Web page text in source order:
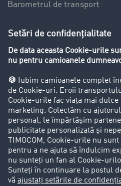
Barometrul de transport
Restricții de circulație pentru
Firma
Success Stories
Clienții aduc clienți
Aspecte legale
Impressum